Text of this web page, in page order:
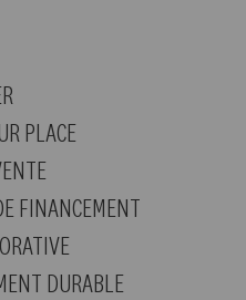
PLACE
FINANCEMENT
DURABLE